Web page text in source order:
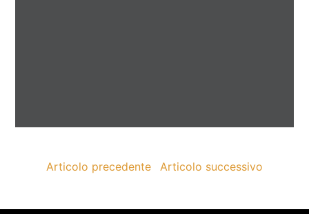
Articolo precedente Articolo successivo